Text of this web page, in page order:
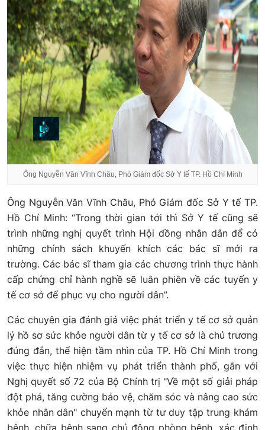
Ông Nguyễn Văn Vĩnh Châu, Phó Giám đốc Sở Y tế TP. Hồ Chí Minh
Ông Nguyễn Văn Vĩnh Châu, Phó Giám đốc Sở Y tế TP.
Hồ Chí Minh: “Trong thời gian tới thì Sở Y tế cũng sẽ
trình những nghị quyết trình Hội đồng nhân dân để có
những chính sách khuyến khích các bác sĩ mới ra
trường. Các bác sĩ tham gia các chương trình thực hành
cấp chứng chỉ hành nghề sẽ luân phiên về các tuyến y
tế cơ sở để phục vụ cho người dân”.
Các chuyên gia đánh giá việc phát triển y tế cơ sở quản
lý hồ sơ sức khỏe người dân từ y tế cơ sở là chủ trương
đúng đắn, thể hiện tầm nhìn của TP. Hồ Chí Minh trong
việc thực hiện nhiệm vụ phát triển thành phố, gắn với
Nghị quyết số 72 của Bộ Chính trị "Về một số giải pháp
đột phá, tăng cường bảo vệ, chăm sóc và nâng cao sức
khỏe nhân dân" chuyển mạnh từ tư duy tập trung khám